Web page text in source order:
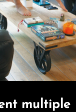
multiple